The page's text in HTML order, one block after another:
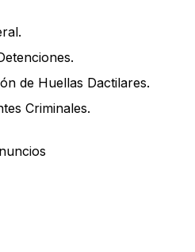
de Huellas Dactilares.
Criminales.